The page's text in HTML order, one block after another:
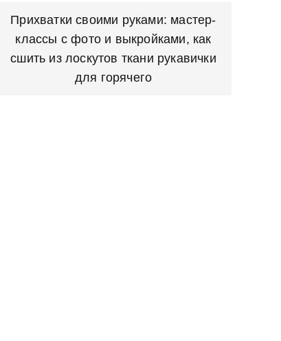
Прихватки своими руками: мастер-
классы с фото и выкройками, как
сшить из лоскутов ткани рукавички
для горячего